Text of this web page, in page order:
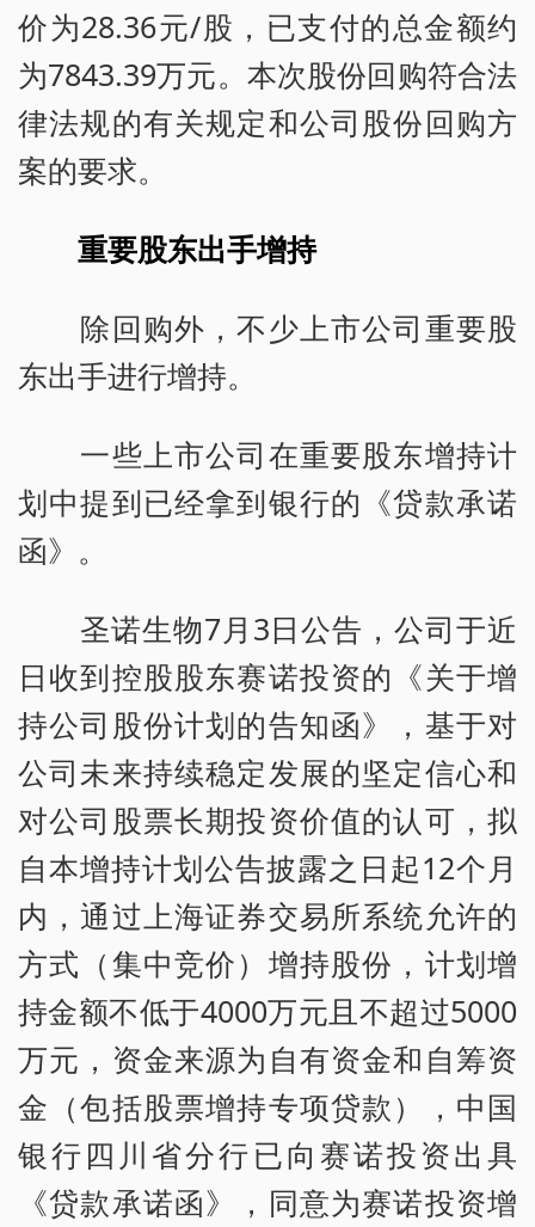
价为28.36元/股，已支付的总金额约
为7843.39万元。本次股份回购符合法
律法规的有关规定和公司股份回购方
案的要求。
重要股东出手增持
除回购外，不少上市公司重要股
东出手进行增持。
一些上市公司在重要股东增持计
划中提到已经拿到银行的《贷款承诺
函》。
圣诺生物7月3日公告，公司于近
日收到控股股东赛诺投资的《关于增
持公司股份计划的告知函》，基于对
公司未来持续稳定发展的坚定信心和
对公司股票长期投资价值的认可，拟
自本增持计划公告披露之日起12个月
内，通过上海证券交易所系统允许的
方式（集中竞价）增持股份，计划增
持金额不低于4000万元且不超过5000
万元，资金来源为自有资金和自筹资
金（包括股票增持专项贷款），中国
银行四川省分行已向赛诺投资出具
《贷款承诺函》，同意为赛诺投资增